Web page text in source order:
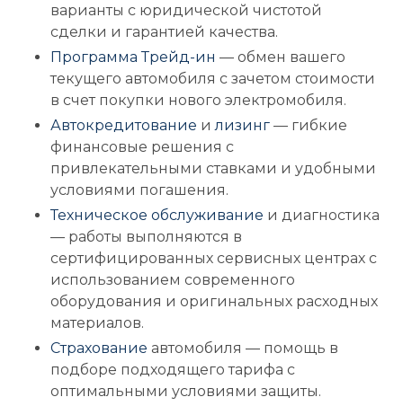
варианты с юридической чистотой
сделки и гарантией качества.
Программа Трейд-ин — обмен вашего
текущего автомобиля с зачетом стоимости
в счет покупки нового электромобиля.
Автокредитование и лизинг — гибкие
финансовые решения с
привлекательными ставками и удобными
условиями погашения.
Техническое обслуживание и диагностика
— работы выполняются в
сертифицированных сервисных центрах с
использованием современного
оборудования и оригинальных расходных
материалов.
Страхование автомобиля — помощь в
подборе подходящего тарифа с
оптимальными условиями защиты.